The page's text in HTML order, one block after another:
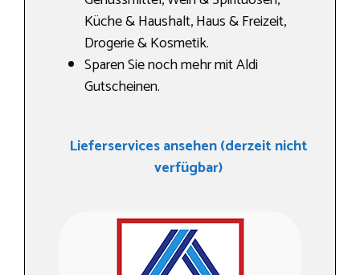
Küche & Haushalt, Haus & Freizeit,
Drogerie & Kosmetik.
Sparen Sie noch mehr mit Aldi
Gutscheinen.
Lieferservices ansehen (derzeit nicht
verfügbar)